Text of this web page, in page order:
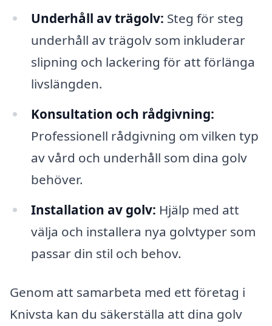
Underhåll av trägolv: Steg för steg
underhåll av trägolv som inkluderar
slipning och lackering för att förlänga
livslängden.
Konsultation och rådgivning:
Professionell rådgivning om vilken typ
av vård och underhåll som dina golv
behöver.
Installation av golv: Hjälp med att
välja och installera nya golvtyper som
passar din stil och behov.
Genom att samarbeta med ett företag i
Knivsta kan du säkerställa att dina golv